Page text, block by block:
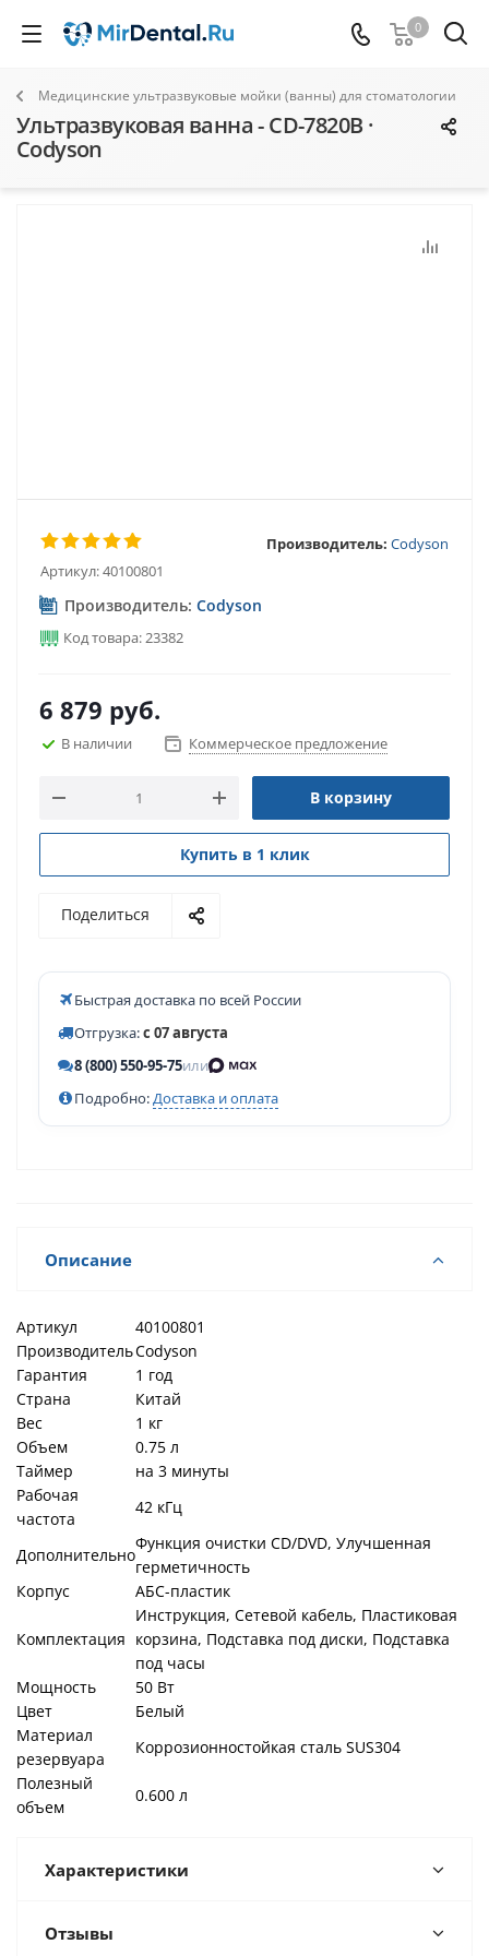
0
Медицинские ультразвуковые мойки (ванны) для стоматологии
Ультразвуковая ванна - CD-7820B ·
Codyson
Артикул:40100801
Производитель: Codyson
Производитель: Codyson
Код товара: 23382
6 879 руб.
В наличии Коммерческое предложение
В корзину
Купить в 1 клик
Поделиться
Быстрая доставка по всей России
Отгрузка:с 07 августа
8 (800) 550-95-75или
Подробно:Доставка и оплата
Описание
Артикул
40100801
ПроизводительCodyson
Гарантия
1 год
Страна
Китай
Вес
1 кг
Объем
0.75 л
Таймер
на 3 минуты
Рабочая
частота
42 кГц
Дополнительно
Функция очистки CD/DVD, Улучшенная
герметичность
Корпус
АБС-пластик
Комплектация
Инструкция, Сетевой кабель, Пластиковая
корзина, Подставка под диски, Подставка
под часы
Мощность
50 Вт
Цвет
Белый
Материал
резервуара
Коррозионностойкая сталь SUS304
Полезный
объем
0.600 л
Характеристики
Отзывы